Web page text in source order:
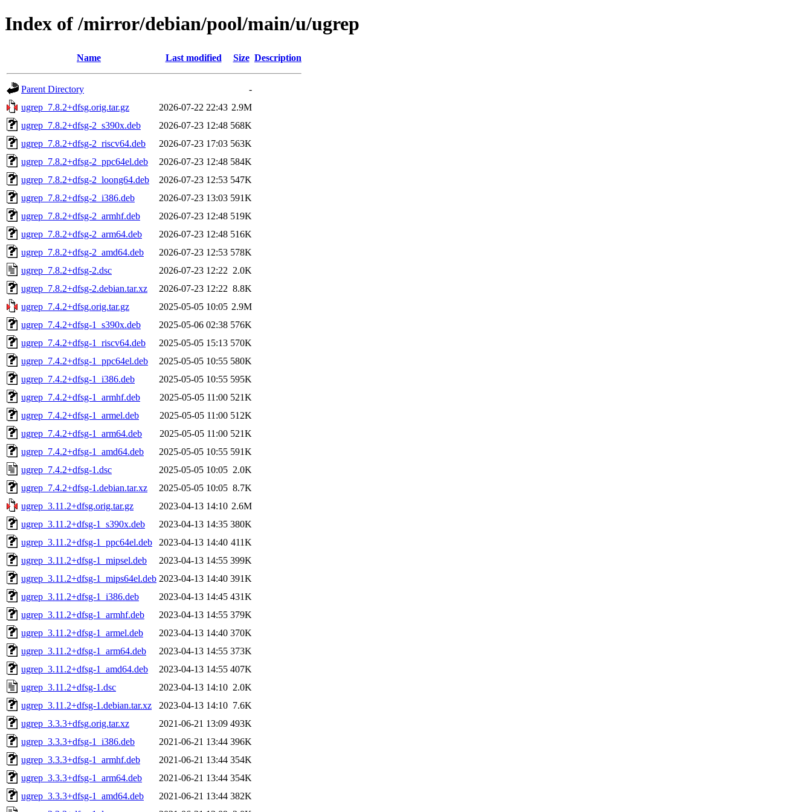
Index of /mirror/debian/pool/main/u/ugrep
Name Last modified Size Description
Parent Directory
-
ugrep_7.8.2+dfsg.orig.tar.gz
2026-07-22 22:43 2.9M
ugrep_7.8.2+dfsg-2_s390x.deb
2026-07-23 12:48 568K
ugrep_7.8.2+dfsg-2_riscv64.deb
2026-07-23 17:03 563K
ugrep_7.8.2+dfsg-2_ppc64el.deb
2026-07-23 12:48 584K
ugrep_7.8.2+dfsg-2_loong64.deb
2026-07-23 12:53 547K
ugrep_7.8.2+dfsg-2_i386.deb
2026-07-23 13:03 591K
ugrep_7.8.2+dfsg-2_armhf.deb
2026-07-23 12:48 519K
ugrep_7.8.2+dfsg-2_arm64.deb
2026-07-23 12:48 516K
ugrep_7.8.2+dfsg-2_amd64.deb
2026-07-23 12:53 578K
ugrep_7.8.2+dfsg-2.dsc
2026-07-23 12:22 2.0K
ugrep_7.8.2+dfsg-2.debian.tar.xz
2026-07-23 12:22 8.8K
ugrep_7.4.2+dfsg.orig.tar.gz
2025-05-05 10:05 2.9M
ugrep_7.4.2+dfsg-1_s390x.deb
2025-05-06 02:38 576K
ugrep_7.4.2+dfsg-1_riscv64.deb
2025-05-05 15:13 570K
ugrep_7.4.2+dfsg-1_ppc64el.deb
2025-05-05 10:55 580K
ugrep_7.4.2+dfsg-1_i386.deb
2025-05-05 10:55 595K
ugrep_7.4.2+dfsg-1_armhf.deb
2025-05-05 11:00 521K
ugrep_7.4.2+dfsg-1_armel.deb
2025-05-05 11:00 512K
ugrep_7.4.2+dfsg-1_arm64.deb
2025-05-05 11:00 521K
ugrep_7.4.2+dfsg-1_amd64.deb
2025-05-05 10:55 591K
ugrep_7.4.2+dfsg-1.dsc
2025-05-05 10:05 2.0K
ugrep_7.4.2+dfsg-1.debian.tar.xz
2025-05-05 10:05 8.7K
ugrep_3.11.2+dfsg.orig.tar.gz
2023-04-13 14:10 2.6M
ugrep_3.11.2+dfsg-1_s390x.deb
2023-04-13 14:35 380K
ugrep_3.11.2+dfsg-1_ppc64el.deb
2023-04-13 14:40 411K
ugrep_3.11.2+dfsg-1_mipsel.deb
2023-04-13 14:55 399K
ugrep_3.11.2+dfsg-1_mips64el.deb 2023-04-13 14:40 391K
ugrep_3.11.2+dfsg-1_i386.deb
2023-04-13 14:45 431K
ugrep_3.11.2+dfsg-1_armhf.deb
2023-04-13 14:55 379K
ugrep_3.11.2+dfsg-1_armel.deb
2023-04-13 14:40 370K
ugrep_3.11.2+dfsg-1_arm64.deb
2023-04-13 14:55 373K
ugrep_3.11.2+dfsg-1_amd64.deb
2023-04-13 14:55 407K
ugrep_3.11.2+dfsg-1.dsc
2023-04-13 14:10 2.0K
ugrep_3.11.2+dfsg-1.debian.tar.xz
2023-04-13 14:10 7.6K
ugrep_3.3.3+dfsg.orig.tar.xz
2021-06-21 13:09 493K
ugrep_3.3.3+dfsg-1_i386.deb
2021-06-21 13:44 396K
ugrep_3.3.3+dfsg-1_armhf.deb
2021-06-21 13:44 354K
ugrep_3.3.3+dfsg-1_arm64.deb
2021-06-21 13:44 354K
ugrep_3.3.3+dfsg-1_amd64.deb
2021-06-21 13:44 382K